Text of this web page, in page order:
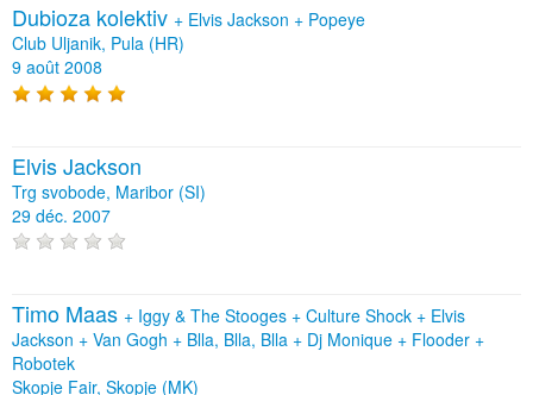
Dubioza kolektiv + Elvis Jackson + Popeye
Club Uljanik, Pula (HR)
9 août 2008
Elvis Jackson
Trg svobode, Maribor (SI)
29 déc. 2007
Timo Maas + Iggy & The Stooges + Culture Shock + Elvis
Jackson + Van Gogh + Blla, Blla, Blla + Dj Monique + Flooder +
Robotek
Skopje Fair, Skopje (MK)